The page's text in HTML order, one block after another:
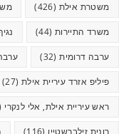
משטרת אילת (426)
משרד התיירות (44)
ערבה דרומית(32)
פיליפ אזרד עיריית אילת (27)
ראש עיריית אילת, אלי לנקרי